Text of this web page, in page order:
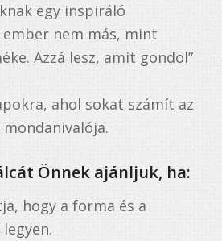
egy inspiráló
ember nem más, mint
Azzá lesz, amit gondol”
ahol sokat számít az
Önnek ajánljuk, ha:
hogy a forma és a